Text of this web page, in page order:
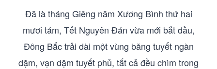
Đã là tháng Giêng năm Xương Bình thứ hai
mươi tám, Tết Nguyên Đán vừa mới bắt đầu,
Đông Bắc trải dài một vùng băng tuyết ngàn
dặm, vạn dặm tuyết phủ, tất cả đều chìm trong